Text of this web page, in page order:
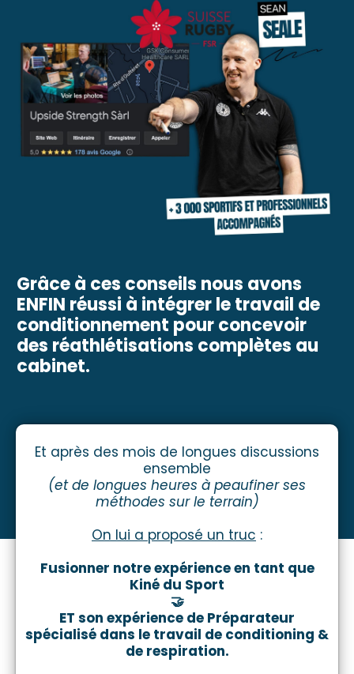
Grâce à ces conseils nous avons
ENFIN réussi à intégrer le travail de
conditionnement pour concevoir
des réathlétisations complètes au
cabinet.
Et après des mois de longues discussions
ensemble
(et de longues heures à peaufiner ses
méthodes sur le terrain)
On lui a proposé un truc :
Fusionner notre expérience en tant que
Kiné du Sport
🤝
ET son expérience de Préparateur
spécialisé dans le travail de conditioning &
de respiration.